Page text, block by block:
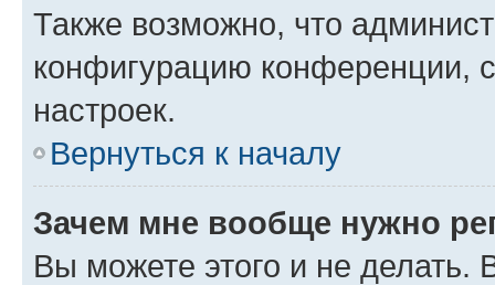
Также возможно, что
конфигурацию конференции,
настроек.
Вернуться к началу
Зачем мне вообще нужно
Вы можете этого и не делать.